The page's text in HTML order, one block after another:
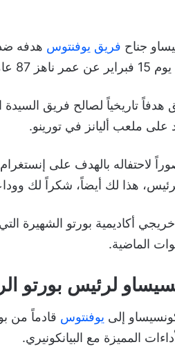
جناح فريق يوفنتوس هدفه ضد
عاماً.
تاريخياً لصالح فريق
على ملعب أليانز في تورينو.
لاحتفاله بالهدف على
هذا لك أيضاً، شكراً لك
خريجي أكاديمية بورتو الشهيرة
الماضية.
لرئيس بورتو
إلى يوفنتوس قادماً من
المميزة مع البيانكونيري.